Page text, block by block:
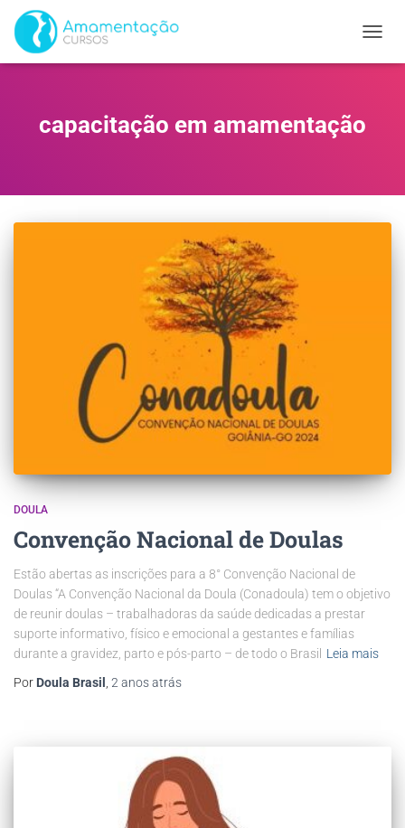
capacitação em amamentação
DOULA
Convenção Nacional de Doulas
Estão abertas as inscrições para a 8° Convenção Nacional de
Doulas “A Convenção Nacional da Doula (Conadoula) tem o objetivo
de reunir doulas – trabalhadoras da saúde dedicadas a prestar
suporte informativo, físico e emocional a gestantes e famílias
durante a gravidez, parto e pós-parto – de todo o Brasil
Leia mais
Por Doula Brasil 2 anosatrás